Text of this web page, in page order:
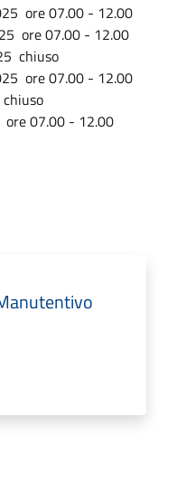
ore 07.00 - 12.00
ore 07.00 - 12.00
chiuso
ore 07.00 - 12.00
07.00 - 12.00